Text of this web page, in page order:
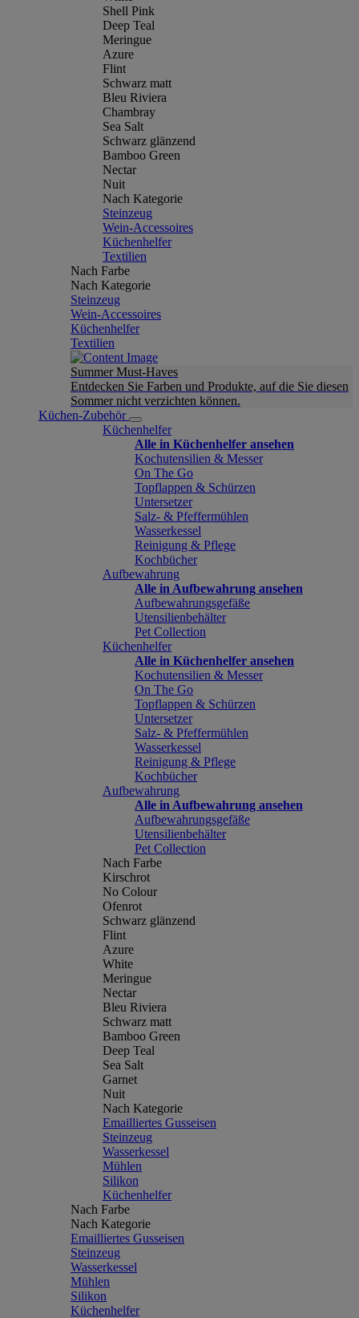
Shell Pink
Deep Teal
Meringue
Azure
Flint
Schwarz matt
Bleu Riviera
Chambray
Sea Salt
Schwarz glänzend
Bamboo Green
Nectar
Nuit
Nach Kategorie
Steinzeug
Wein-Accessoires
Küchenhelfer
Textilien
Nach Farbe
Nach Kategorie
Steinzeug
Wein-Accessoires
Küchenhelfer
Textilien
Summer Must-Haves
Entdecken Sie Farben und Produkte, auf die Sie diesen
Sommer nicht verzichten können.
Küchen-Zubehör
Küchenhelfer
Alle in Küchenhelfer ansehen
Kochutensilien & Messer
On The Go
Topflappen & Schürzen
Untersetzer
Salz- & Pfeffermühlen
Wasserkessel
Reinigung & Pflege
Kochbücher
Aufbewahrung
Alle in Aufbewahrung ansehen
Aufbewahrungsgefäße
Utensilienbehälter
Pet Collection
Küchenhelfer
Alle in Küchenhelfer ansehen
Kochutensilien & Messer
On The Go
Topflappen & Schürzen
Untersetzer
Salz- & Pfeffermühlen
Wasserkessel
Reinigung & Pflege
Kochbücher
Aufbewahrung
Alle in Aufbewahrung ansehen
Aufbewahrungsgefäße
Utensilienbehälter
Pet Collection
Nach Farbe
Kirschrot
No Colour
Ofenrot
Schwarz glänzend
Flint
Azure
White
Meringue
Nectar
Bleu Riviera
Schwarz matt
Bamboo Green
Deep Teal
Sea Salt
Garnet
Nuit
Nach Kategorie
Emailliertes Gusseisen
Steinzeug
Wasserkessel
Mühlen
Silikon
Küchenhelfer
Nach Farbe
Nach Kategorie
Emailliertes Gusseisen
Steinzeug
Wasserkessel
Mühlen
Silikon
Küchenhelfer